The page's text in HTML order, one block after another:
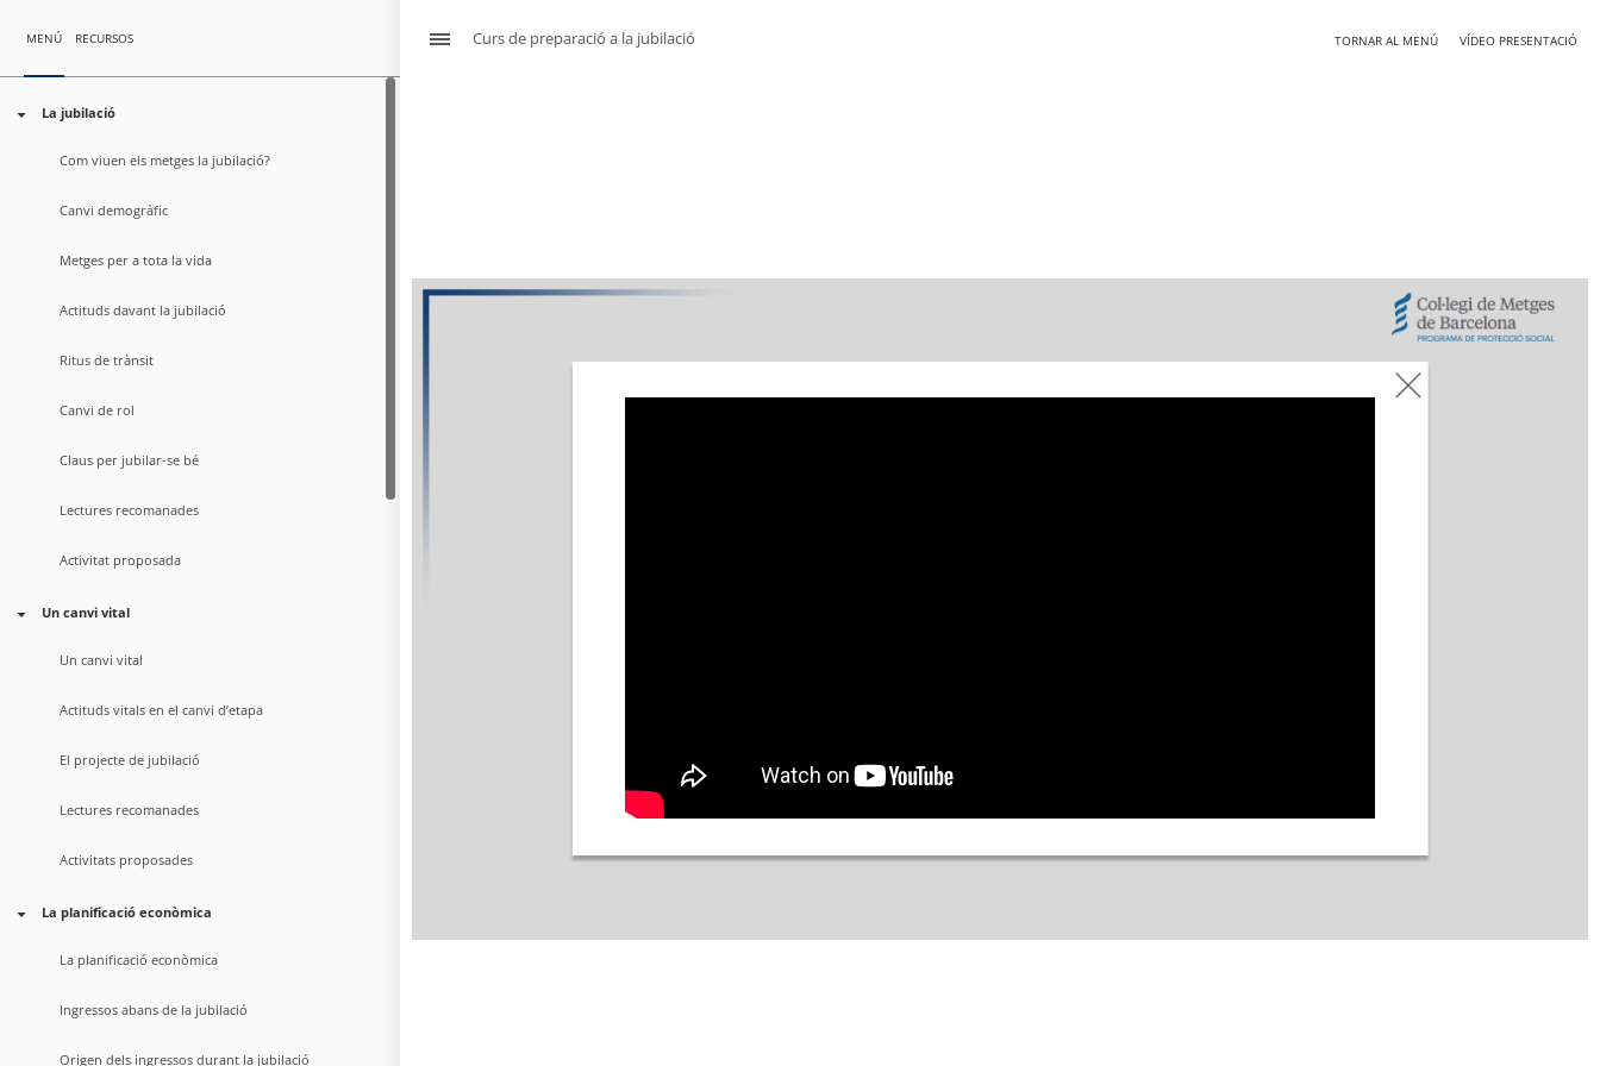
MENÚ RECURSOS
La jubilació
Com viuen els metges la jubilació?
Canvi demogràfic
Metges per a tota la vida
Actituds davant la jubilació
Ritus de trànsit
Canvi de rol
Claus per jubilar-se bé
Lectures recomanades
Activitat proposada
Un canvi vital
Un canvi vital
Actituds vitals en el canvi d’etapa
El projecte de jubilació
Lectures recomanades
Activitats proposades
La planificació econòmica
La planificació econòmica
Ingressos abans de la jubilació
Origen dels ingressos durant la jubilació
Curs de preparació a la jubilació TORNAR AL MENÚ VÍDEO PRESENTACIÓ